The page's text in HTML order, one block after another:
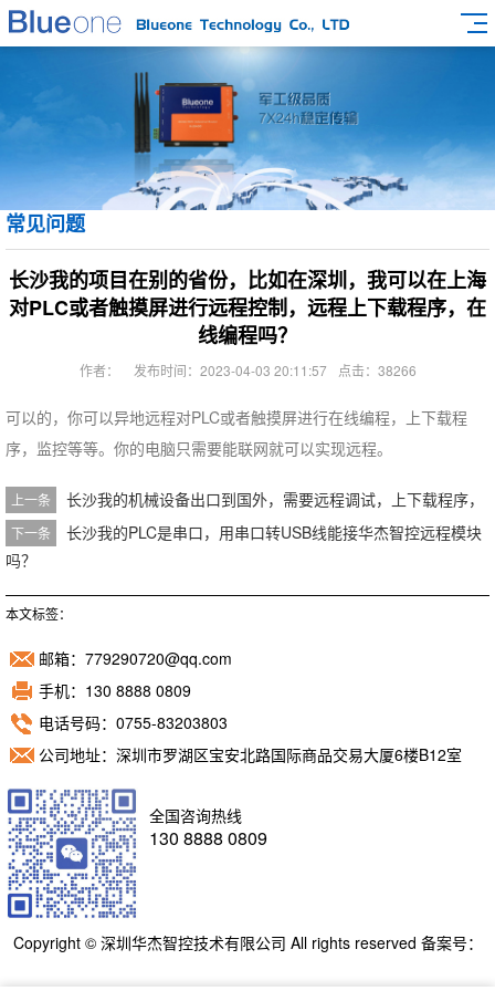
常见问题
长沙我的项目在别的省份，比如在深圳，我可以在上海
对PLC或者触摸屏进行远程控制，远程上下载程序，在
线编程吗？
作者： 发布时间：2023-04-03 20:11:57 点击：38266
可以的，你可以异地远程对PLC或者触摸屏进行在线编程，上下载程
序，监控等等。你的电脑只需要能联网就可以实现远程。
上一条 长沙我的机械设备出口到国外，需要远程调试，上下载程序，
下一条
长沙我的PLC是串口，用串口转USB线能接华杰智控远程模块
吗？
本文标签：
邮箱：779290720@qq.com
手机：130 8888 0809
电话号码：0755-83203803
公司地址：深圳市罗湖区宝安北路国际商品交易大厦6楼B12室
全国咨询热线
130 8888 0809
Copyright © 深圳华杰智控技术有限公司 All rights reserved 备案号：